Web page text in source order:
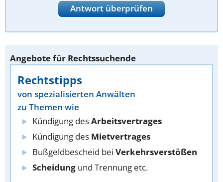
Antwort überprüfen
Angebote für Rechtssuchende
Rechtstipps
von spezialisierten Anwälten
zu Themen wie
Kündigung desArbeitsvertrages
Kündigung des Mietvertrages
Bußgeldbescheid bei Verkehrsverstößen
Scheidung und Trennung etc.